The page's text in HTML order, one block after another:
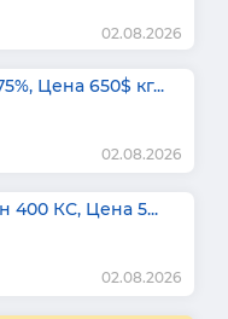
02.08.2026
Цена 650$ кг...
02.08.2026
400 КС, Цена 5...
02.08.2026